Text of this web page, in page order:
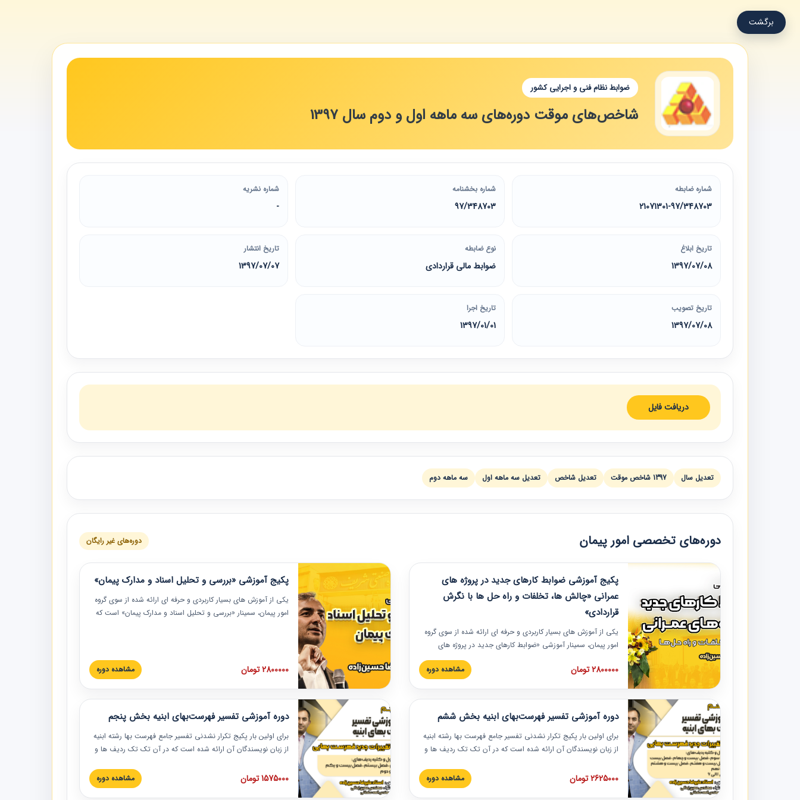
برگشت
ضوابط نظام فنی و اجرایی کشور
شاخص‌های موقت دوره‌های سه ماهه اول و دوم سال 1397
شماره ضابطه
21071301-97/348703
شماره بخشنامه
97/348703
شماره نشریه
-
تاریخ ابلاغ
1397/07/08
نوع ضابطه
ضوابط مالی قراردادی
تاریخ انتشار
1397/07/07
تاریخ تصویب
1397/07/08
تاریخ اجرا
1397/01/01
دریافت فایل
تعديل سال 1397 شاخص موقت تعديل شاخص تعديل سه ماهه اول سه ماهه دوم
دوره‌های تخصصی امور پیمان دوره‌های غیر رایگان
پکیج آموزشی ضوابط کارهای جدید در پروژه های
عمرانی «چالش ها، تخلفات و راه حل ها با نگرش
قراردادی»
یکی از آموزش‏‏‏‏‏‏ های بسیار کاربردی و حرفه‏ ای ارائه شده از سوی گروه
امور پیمان، سمینار آموزشی «ضوابط کارهای جدید در پروژه های
عمرانی» چالش ها، تخلفات و راه حل ها با نگرش قراردادی است که
در محل سندیکای شرکت های ساختمانی کشور ارائه شد. در این
به همراه تجربیات عملی ارائه شده است.
2800000 تومان مشاهده دوره
پکیج آموزشی «بررسی و تحلیل اسناد و مدارک پیمان»
یکی از آموزش‏‏‏‏‏‏ های بسیار کاربردی و حرفه‏ ای ارائه شده از سوی گروه
امور پیمان، سمینار «بررسی و تحلیل اسناد و مدارک پیمان» است که
عملی در این خصوص ارائه شده است.
2800000 تومان مشاهده دوره
دوره آموزشی تفسیر فهرست‌بهای ابنیه بخش ششم
برای اولین بار پکیج تکرار نشدنی تفسیر جامع فهرست بها رشته ابنیه
از زبان نویسندگان آن ارائه شده است که در آن تک تک ردیف ها و
تصویری بوده و به همراه تصاویر عملیات اجرایی مرتبط با ردیف های
فهرست بها ارائه شده است. این دوره با کلام مهندس
2625000 تومان مشاهده دوره
دوره آموزشی تفسیر فهرست‌بهای ابنیه بخش پنجم
برای اولین بار پکیج تکرار نشدنی تفسیر جامع فهرست بها رشته ابنیه
از زبان نویسندگان آن ارائه شده است که در آن تک تک ردیف ها و
تصویری بوده و به همراه تصاویر عملیات اجرایی مرتبط با ردیف های
فهرست بها ارائه شده است. این دوره با کلام مهندس
1575000 تومان مشاهده دوره